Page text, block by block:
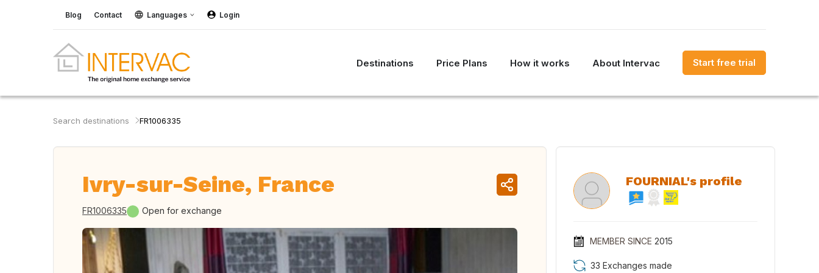
Blog Contact Languages Login
Destinations Price Plans How it works About Intervac Start free trial
Search destinations FR1006335
Ivry-sur-Seine, France
FR1006335 Open for exchange
FOURNIAL's profile
MEMBER SINCE 2015
33 Exchanges made